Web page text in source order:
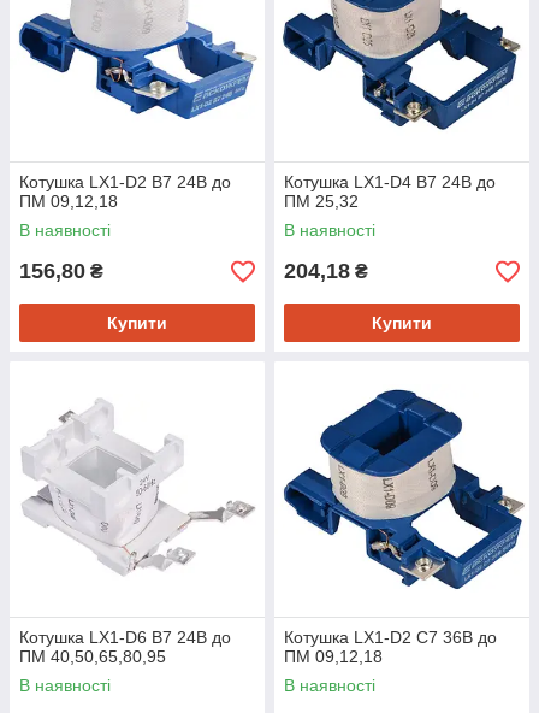
Котушка LX1-D2 B7 24B до
ПМ 09,12,18
В наявності
156,80 ₴
Купити
Котушка LX1-D4 B7 24B до
ПМ 25,32
В наявності
204,18 ₴
Купити
Котушка LX1-D6 B7 24B до
ПМ 40,50,65,80,95
В наявності
Котушка LX1-D2 C7 36B до
ПМ 09,12,18
В наявності